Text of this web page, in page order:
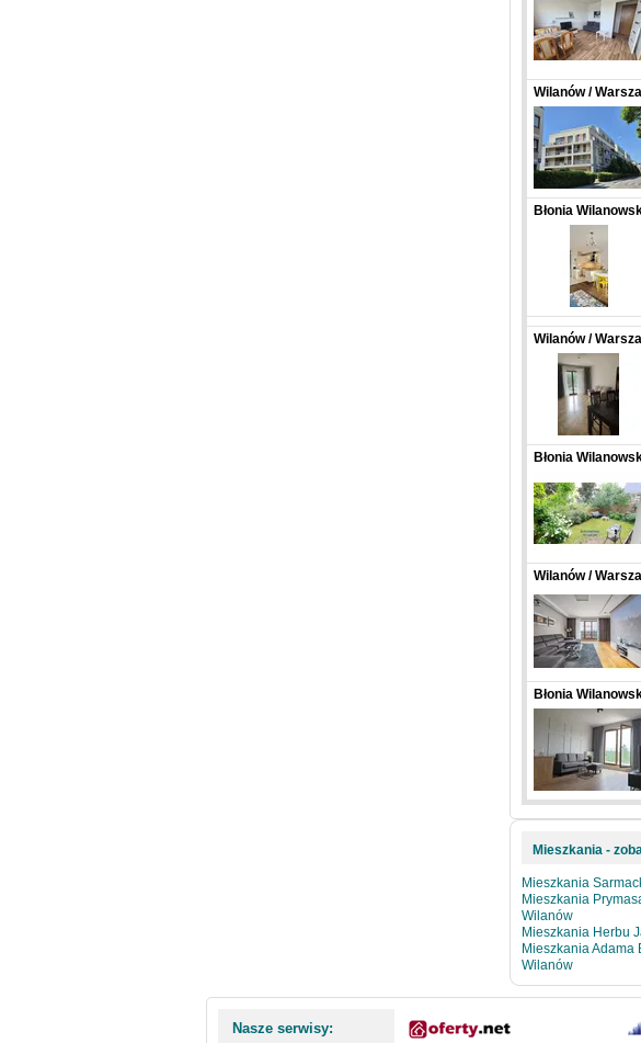
Wilanów /
Błonia
Janina
Wilanów /
Błonia
Adama
Wilanów /
Błonia
Zdrowa
Mieszkania -
Mieszkania
Mieszkania
Wilanów
Mieszkania Herbu
Mieszkania Adama
Wilanów
Nasze serwisy: